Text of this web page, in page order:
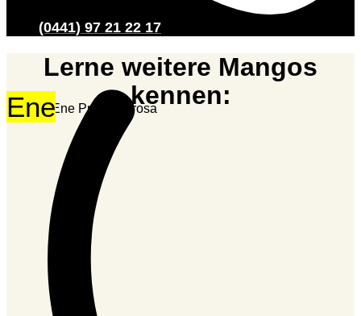
(0441) 97 21 22 17
Lerne weitere Mangos
kennen:
Ene